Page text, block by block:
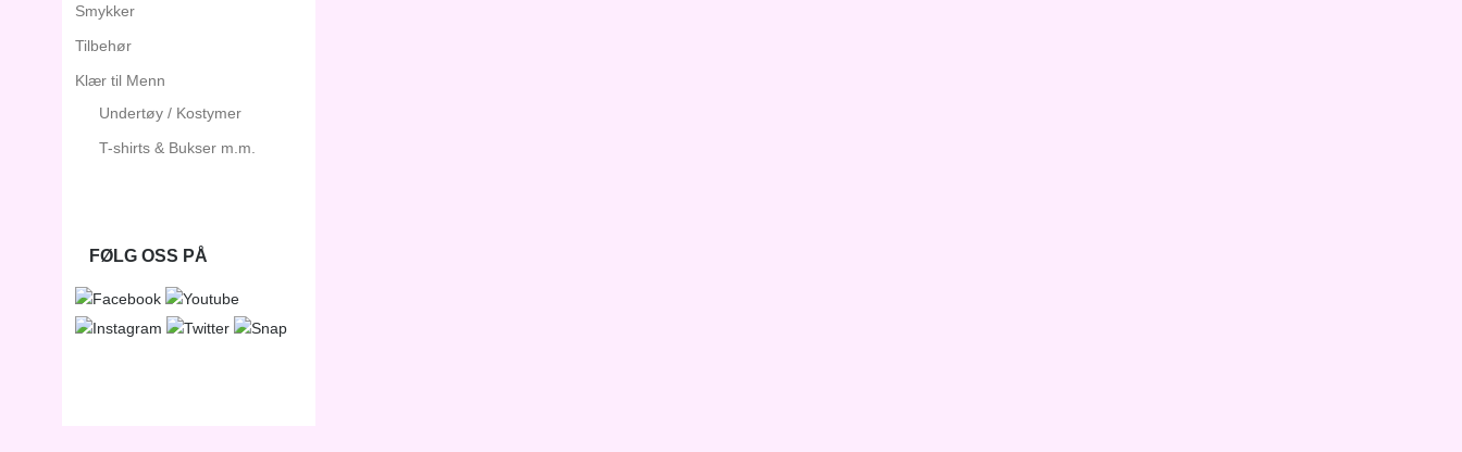
Smykker
Tilbehør
Klær til Menn
Undertøy / Kostymer
T-shirts & Bukser m.m.
FØLG OSS PÅ